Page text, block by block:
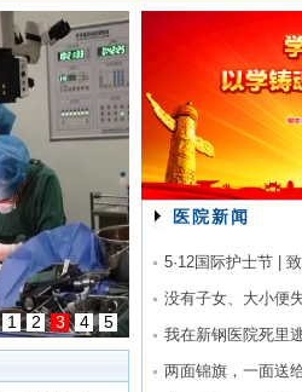
1 2 3 4 5
医院新闻
5·12国际护士节 |
我在新钢医院死里
两面锦旗，一面送